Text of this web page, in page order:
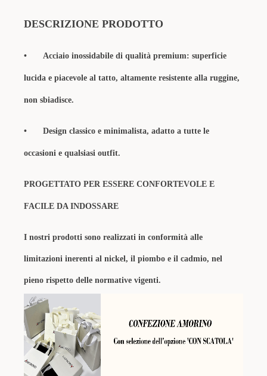
DESCRIZIONE PRODOTTO
• Acciaio inossidabile di qualità premium: superficie
lucida e piacevole al tatto, altamente resistente alla ruggine,
non sbiadisce.
• Design classico e minimalista, adatto a tutte le
occasioni e qualsiasi outfit.
PROGETTATO PER ESSERE CONFORTEVOLE E
FACILE DA INDOSSARE
I nostri prodotti sono realizzati in conformità alle
limitazioni inerenti al nickel, il piombo e il cadmio, nel
pieno rispetto delle normative vigenti.